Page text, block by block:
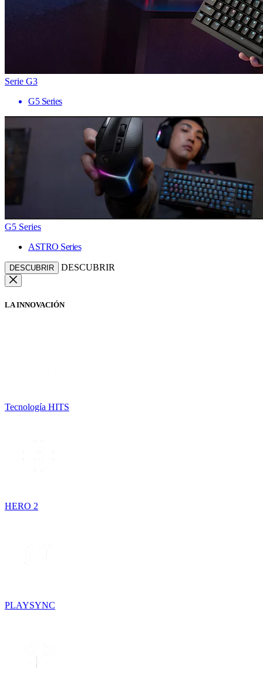
Serie G3
G5 Series
G5 Series
ASTRO Series
DESCUBRIR DESCUBRIR
LA INNOVACIÓN
Tecnología HITS
HERO 2
PLAYSYNC